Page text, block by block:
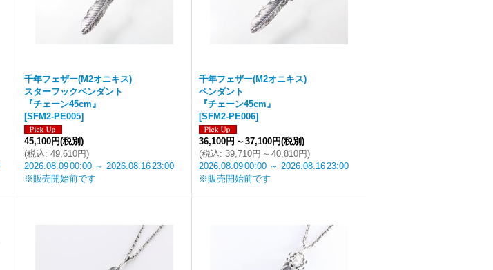
千年フェザー(M2オニキス)
スターフックペンダント
『チェーン45cm』
[SFM2-PE005]
45,100円(税別)
(税込: 49,610円)
2026.08.0900:00 ～ 2026.08.1623:00
※販売開始前です
千年フェザー(M2オニキス)
ペンダント
『チェーン45cm』
[SFM2-PE006]
36,100円 ～ 37,100円(税別)
(税込: 39,710円 ～ 40,810円)
2026.08.0900:00 ～ 2026.08.1623:00
※販売開始前です